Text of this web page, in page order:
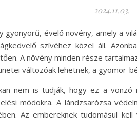
2024.11.03.
gyönyörű, évelő növény, amely a
szívéhez közel áll.
A növény minden része
változóak lehetnek, a gyomor-
nem is tudják, hogy ez a
módokra. A lándzsarózsa
Az embereknek tudomásul